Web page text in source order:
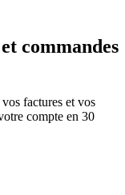
commandes
factures et vos
compte en 30